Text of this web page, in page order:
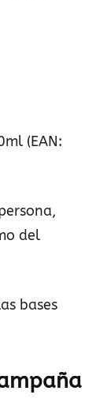
(EAN:
del
bases